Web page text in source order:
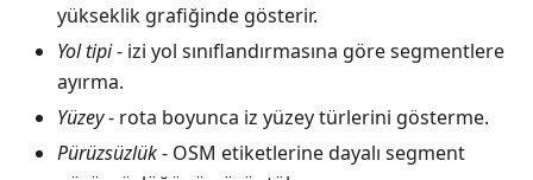
yükseklik grafiğinde gösterir.
Yol tipi- izi yol sınıflandırmasına göre segmentlere
ayırma.
Yüzey- rota boyunca iz yüzey türlerini gösterme.
Pürüzsüzlük- OSM etiketlerine dayalı segment